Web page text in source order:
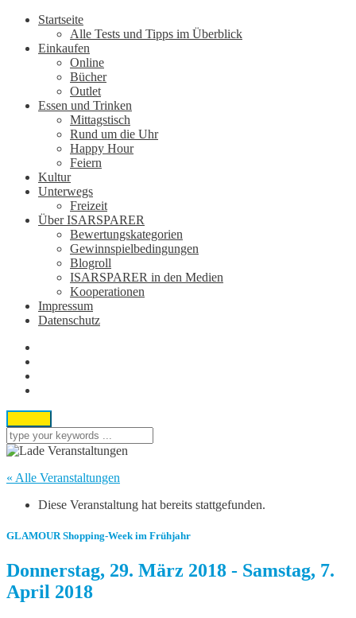
Startseite
Alle Tests und Tipps im Überblick
Einkaufen
Online
Bücher
Outlet
Essen und Trinken
Mittagstisch
Rund um die Uhr
Happy Hour
Feiern
Kultur
Unterwegs
Freizeit
Über ISARSPARER
Bewertungskategorien
Gewinnspielbedingungen
Blogroll
ISARSPARER in den Medien
Kooperationen
Impressum
Datenschutz
« Alle Veranstaltungen
Diese Veranstaltung hat bereits stattgefunden.
GLAMOUR Shopping-Week im Frühjahr
Donnerstag, 29. März 2018 - Samstag, 7.
April 2018